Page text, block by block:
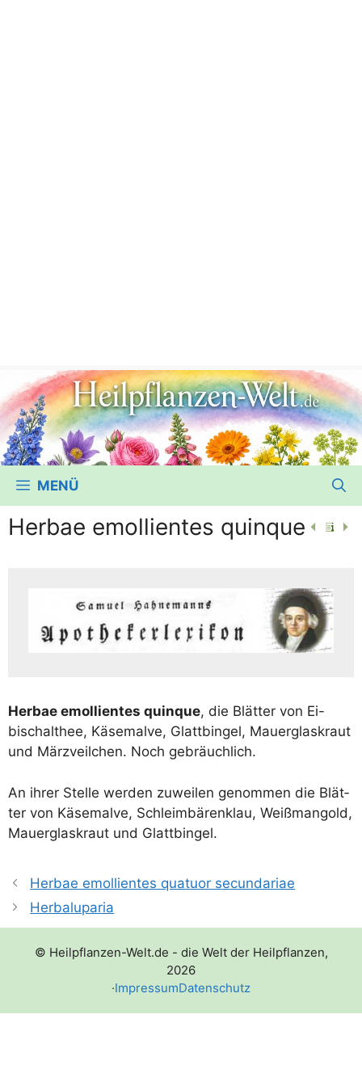
MENÜ
Herbae emollientes quinque
Her­bae emol­li­en­tes quin­que, die Blät­ter von Ei-
bischalthee, Käse­mal­ve, Glatt­bin­gel, Mau­er­glas­kraut
und März­veil­chen. Noch gebräuchlich.
An ihrer Stel­le wer­den zuwei­len genom­men die Blät­
ter von Käse­mal­ve, Schleim­bä­ren­klau, Weiß­m­an­gold,
Mau­er­glas­kraut und Glattbingel.
Herbae emollientes quatuor secundariae
Herbaluparia
© Heilpflanzen-Welt.de - die Welt der Heilpflanzen,
2026
·ImpressumDatenschutz